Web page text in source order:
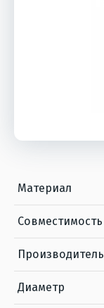
Материал
Совместимость
Производитель
Диаметр